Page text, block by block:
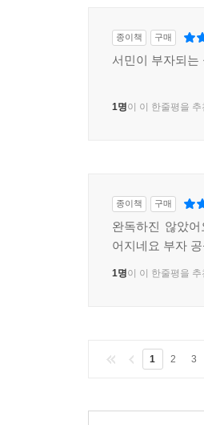
- 성장주 종목 선정의
- 시가총액 비교법으
‘투자학’ 3교시 복습
부록 | 시가총액 상위
총 23개 산업 46개의
종이책 구매
서민이 부자되는
1명이 이 한줄평을 추
종이책 구매
완독하진 않았
어지네요 부자
1명이 이 한줄평을 추
1 2 3